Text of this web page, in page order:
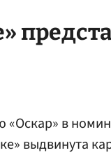
«Оскар» в
выдвинута